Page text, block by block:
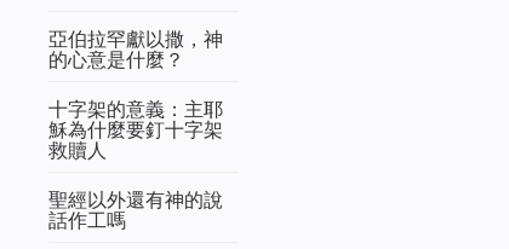
亞伯拉罕獻以撒，神
的心意是什麼？
十字架的意義：主耶
穌為什麼要釘十字架
救贖人
聖經以外還有神的說
話作工嗎